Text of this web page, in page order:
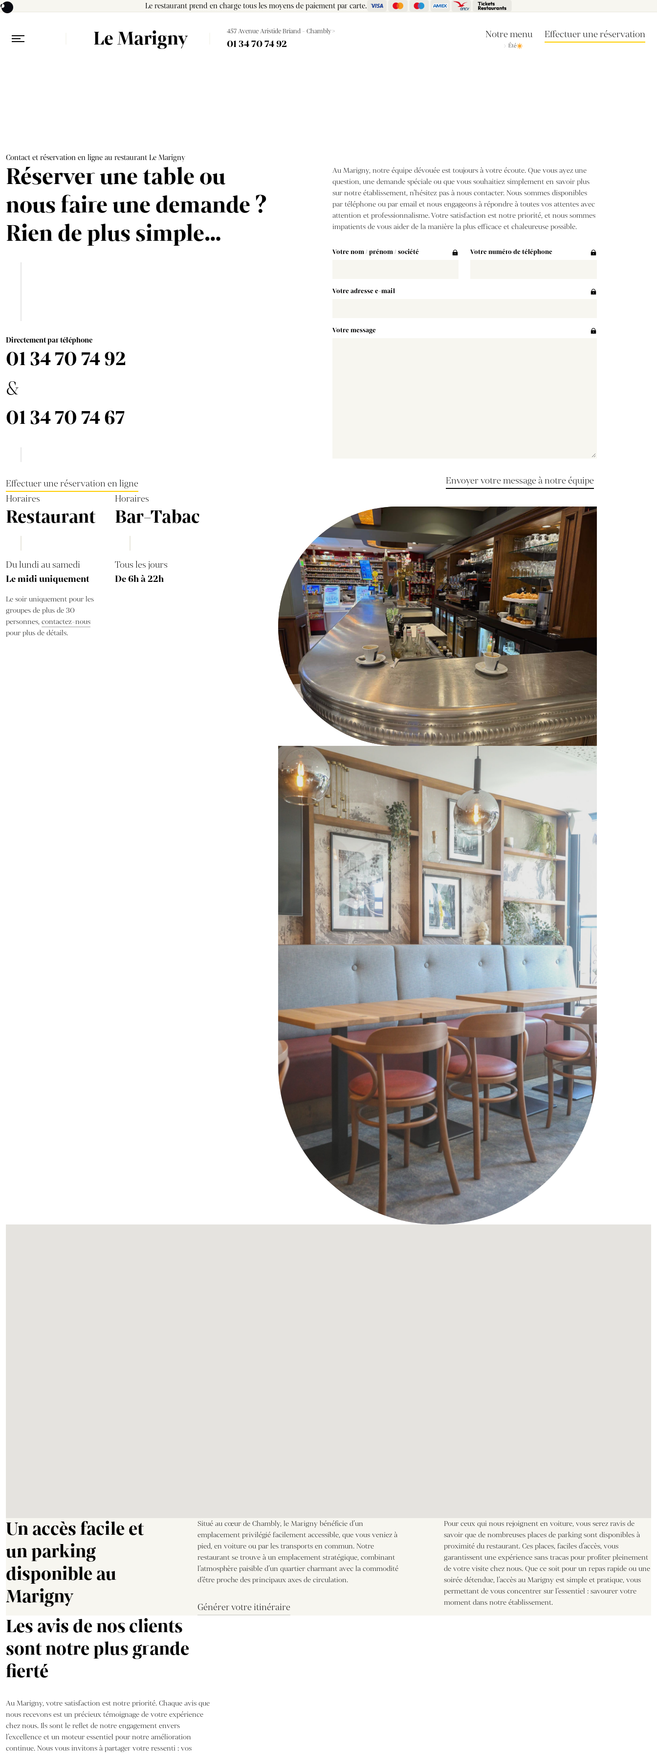
Le restaurant prend en charge tous les moyens de paiement par carte.
Le Marigny 457 Avenue Aristide Briand - Chambly>
01 34 70 74 92
Notre menu
Été
Effectuer une réservation
Contact et réservation en ligne au restaurant Le Marigny
Réserver une table ou
nous faire une demande ?
Rien de plus simple…
Directement par téléphone
01 34 70 74 92
&
01 34 70 74 67
Effectuer une réservation en ligne
Au Marigny, notre équipe dévouée est toujours à votre écoute. Que vous ayez une
question, une demande spéciale ou que vous souhaitiez simplement en savoir plus
sur notre établissement, n’hésitez pas à nous contacter. Nous sommes disponibles
par téléphone ou par email et nous engageons à répondre à toutes vos attentes avec
attention et professionnalisme. Votre satisfaction est notre priorité, et nous sommes
impatients de vous aider de la manière la plus efficace et chaleureuse possible.
Votre nom / prénom / société Votre numéro de téléphone
Votre adresse e-mail
Votre message
Envoyer votre message à notre équipe
Horaires
Restaurant
Du lundi au samedi
Le midi uniquement
Le soir uniquement pour les
groupes de plus de 30
personnes, contactez-nous
pour plus de détails.
Horaires
Bar-Tabac
Tous les jours
De 6h à 22h
Un accès facile et
un parking
disponible au
Marigny
Situé au cœur de Chambly, le Marigny bénéficie d’un
emplacement privilégié facilement accessible, que vous veniez à
pied, en voiture ou par les transports en commun. Notre
restaurant se trouve à un emplacement stratégique, combinant
l’atmosphère paisible d’un quartier charmant avec la commodité
d’être proche des principaux axes de circulation.
Générer votre itinéraire
Pour ceux qui nous rejoignent en voiture, vous serez ravis de
savoir que de nombreuses places de parking sont disponibles à
proximité du restaurant. Ces places, faciles d’accès, vous
garantissent une expérience sans tracas pour profiter pleinement
de votre visite chez nous. Que ce soit pour un repas rapide ou une
soirée détendue, l’accès au Marigny est simple et pratique, vous
permettant de vous concentrer sur l’essentiel : savourer votre
moment dans notre établissement.
Les avis de nos clients
sont notre plus grande
fierté
Au Marigny, votre satisfaction est notre priorité. Chaque avis que
nous recevons est un précieux témoignage de votre expérience
chez nous. Ils sont le reflet de notre engagement envers
l’excellence et un moteur essentiel pour notre amélioration
continue. Nous vous invitons à partager votre ressenti : vos